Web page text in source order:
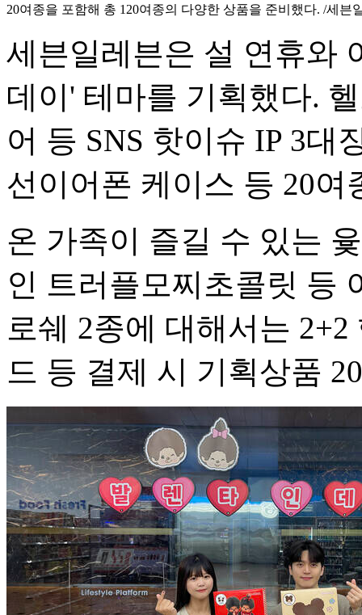
20여종을 포함해 총 120여종의 다양한 상품을 준비했다. /세븐
세븐일레븐은 설 연휴와
데이' 테마를 기획했다.
어 등 SNS 핫이슈 IP 3대
선이어폰 케이스 등 20
온 가족이 즐길 수 있는
인 트러플모찌초콜릿 등
로쉐 2종에 대해서는
드 등 결제 시 기획상품